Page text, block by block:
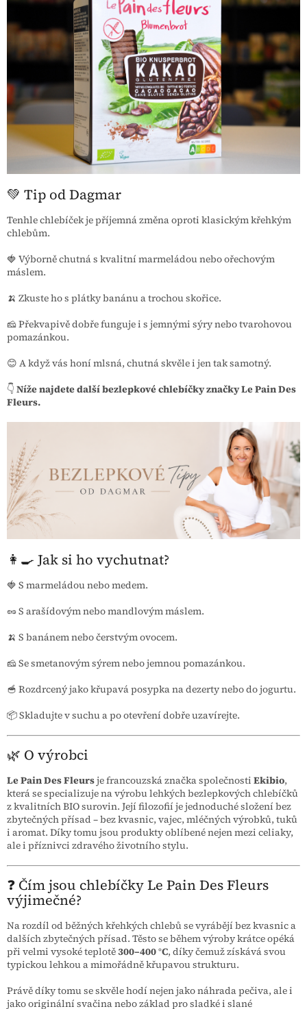
💚 Tip od Dagmar
Tenhle chlebíček je příjemná změna oproti klasickým křehkým
chlebům.
🍓 Výborně chutná s kvalitní marmeládou nebo ořechovým
máslem.
🍌 Zkuste ho s plátky banánu a trochou skořice.
🧀 Překvapivě dobře funguje i s jemnými sýry nebo tvarohovou
pomazánkou.
😊 A když vás honí mlsná, chutná skvěle i jen tak samotný.
👇 Níže najdete další bezlepkové chlebíčky značky Le Pain Des
Fleurs.
👩‍🍳 Jak si ho vychutnat?
🍓 S marmeládou nebo medem.
🥜 S arašídovým nebo mandlovým máslem.
🍌 S banánem nebo čerstvým ovocem.
🧀 Se smetanovým sýrem nebo jemnou pomazánkou.
🥣 Rozdrcený jako křupavá posypka na dezerty nebo do jogurtu.
📦 Skladujte v suchu a po otevření dobře uzavírejte.
🌿 O výrobci
Le Pain Des Fleursje francouzská značka společnosti Ekibio,
která se specializuje na výrobu lehkých bezlepkových chlebíčků
z kvalitních BIO surovin. Její filozofií je jednoduché složení bez
zbytečných přísad – bez kvasnic, vajec, mléčných výrobků, tuků
i aromat. Díky tomu jsou produkty oblíbené nejen mezi celiaky,
ale i příznivci zdravého životního stylu.
❓ Čím jsou chlebíčky Le Pain Des Fleurs
výjimečné?
Na rozdíl od běžných křehkých chlebů se vyrábějí bez kvasnic a
dalších zbytečných přísad. Těsto se během výroby krátce opéká
při velmi vysoké teplotě300–400 °C, díky čemuž získává svou
typickou lehkou a mimořádně křupavou strukturu.
Právě díky tomu se skvěle hodí nejen jako náhrada pečiva, ale i
jako originální svačina nebo základ pro sladké i slané